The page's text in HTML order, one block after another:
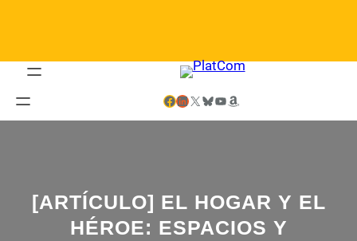
Facebook LinkedIn X Bluesky YouTube Amazon
[ARTÍCULO] EL HOGAR Y EL
HÉROE: ESPACIOS Y